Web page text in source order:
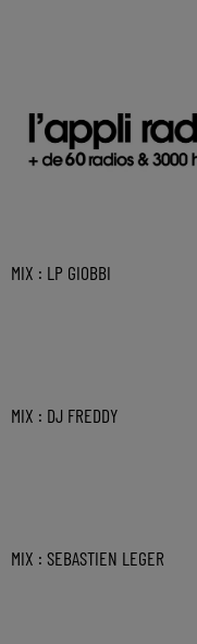
MIX : LP GIOBBI
MIX : DJ FREDDY
MIX : SEBASTIEN LEGER